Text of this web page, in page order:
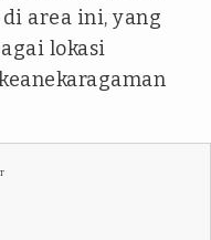
area ini, yang
lokasi